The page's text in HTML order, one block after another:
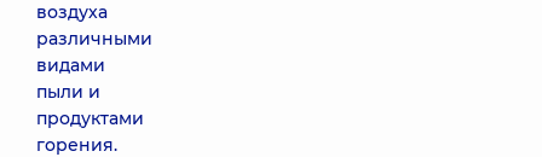
воздуха
различными
видами
пыли и
продуктами
горения.